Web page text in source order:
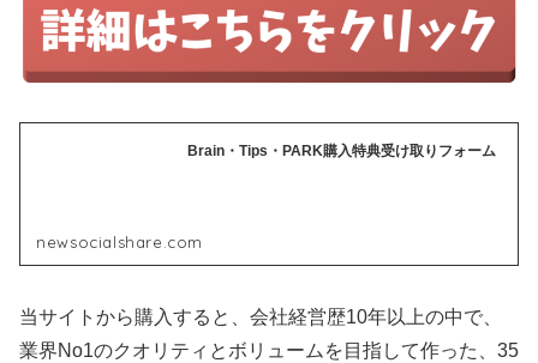
Brain・Tips・PARK購入特典受け取りフォーム
newsocialshare.com
当サイトから購入すると、会社経営歴10年以上の中で、
業界No1のクオリティとボリュームを目指して作った、35